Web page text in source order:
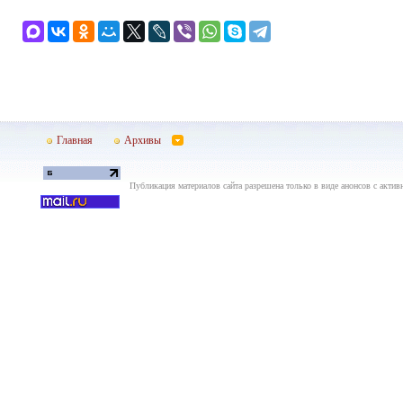
Главная Архивы
Публикация материалов сайта разрешена только в виде анонсов с